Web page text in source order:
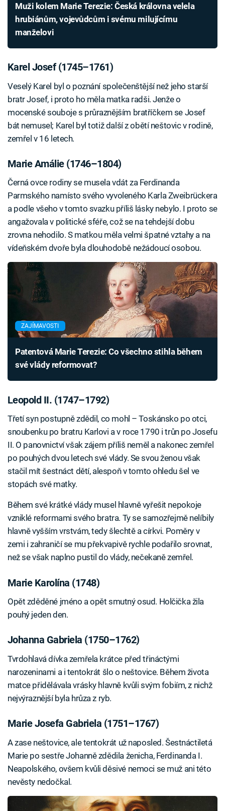
Muži kolem Marie Terezie: Česká královna velela
hrubiánům, vojevůdcům i svému milujícímu
manželovi
Karel Josef (1745–1761)
Veselý Karel byl o poznání společenštější než jeho starší
bratr Josef, i proto ho měla matka radši. Jenže o
mocenské souboje s průraznějším bratříčkem se Josef
bát nemusel; Karel byl totiž další z obětí neštovic v rodině,
zemřel v 16 letech.
Marie Amálie (1746–1804)
Černá ovce rodiny se musela vdát za Ferdinanda
Parmského namísto svého vyvoleného Karla Zweibrückera
a podle všeho v tomto svazku příliš lásky nebylo. I proto se
angažovala v politické sféře, což se na tehdejší dobu
zrovna nehodilo. S matkou měla velmi špatné vztahy a na
vídeňském dvoře byla dlouhodobě nežádoucí osobou.
ZAJÍMAVOSTI
Patentová Marie Terezie: Co všechno stihla během
své vlády reformovat?
Leopold II. (1747–1792)
Třetí syn postupně zdědil, co mohl – Toskánsko po otci,
snoubenku po bratru Karlovi a v roce 1790 i trůn po Josefu
II. O panovnictví však zájem příliš neměl a nakonec zemřel
po pouhých dvou letech své vlády. Se svou ženou však
stačil mít šestnáct dětí, alespoň v tomto ohledu šel ve
stopách své matky.
Během své krátké vlády musel hlavně vyřešit nepokoje
vzniklé reformami svého bratra. Ty se samozřejmě nelíbily
hlavně vyšším vrstvám, tedy šlechtě a církvi. Poměry v
zemi i zahraničí se mu překvapivě rychle podařilo srovnat,
než se však naplno pustil do vlády, nečekaně zemřel.
Marie Karolína (1748)
Opět zděděné jméno a opět smutný osud. Holčička žila
pouhý jeden den.
Johanna Gabriela (1750–1762)
Tvrdohlavá dívka zemřela krátce před třináctými
narozeninami a i tentokrát šlo o neštovice. Během života
matce přidělávala vrásky hlavně kvůli svým fobiím, z nichž
nejvýraznější byla hrůza z ryb.
Marie Josefa Gabriela (1751–1767)
A zase neštovice, ale tentokrát už naposled. Šestnáctiletá
Marie po sestře Johanně zdědila ženicha, Ferdinanda I.
Neapolského, ovšem kvůli děsivé nemoci se muž ani této
nevěsty nedočkal.